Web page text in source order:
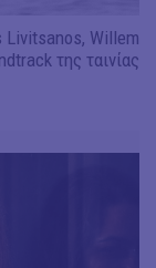
Livitsanos, Willem
της ταινίας